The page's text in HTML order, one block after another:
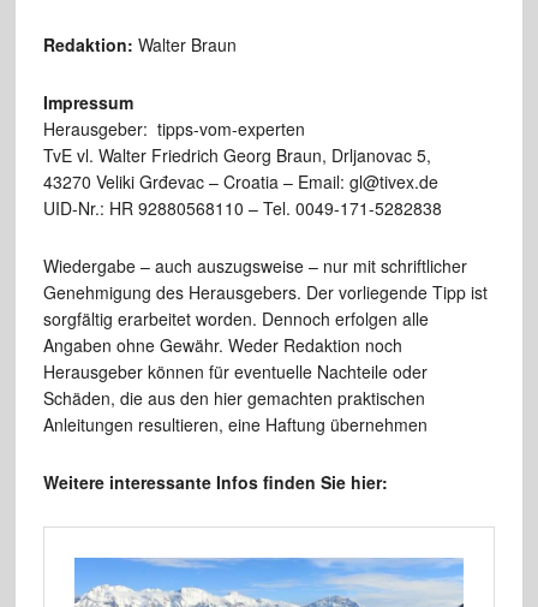
Redaktion: Walter Braun
Impressum
Herausgeber: tipps-vom-experten
TvE vl. Walter Friedrich Georg Braun, Drljanovac 5,
43270 Veliki Grđevac – Croatia – Email: gl@tivex.de
UID-Nr.: HR 92880568110 – Tel. 0049-171-5282838
Wiedergabe – auch auszugsweise – nur mit schriftlicher
Genehmigung des Herausgebers. Der vorliegende Tipp ist
sorgfältig erarbeitet worden. Dennoch erfolgen alle
Angaben ohne Gewähr. Weder Redaktion noch
Herausgeber können für eventuelle Nachteile oder
Schäden, die aus den hier gemachten praktischen
Anleitungen resultieren, eine Haftung übernehmen
Weitere interessante Infos finden Sie hier: